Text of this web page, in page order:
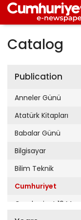
Catalog
Publication
Anneler Günü
Atatürk Kitapları
Babalar Günü
Bilgisayar
Bilim Teknik
Cumhuriyet
Cumhuriyet 19 Mayıs